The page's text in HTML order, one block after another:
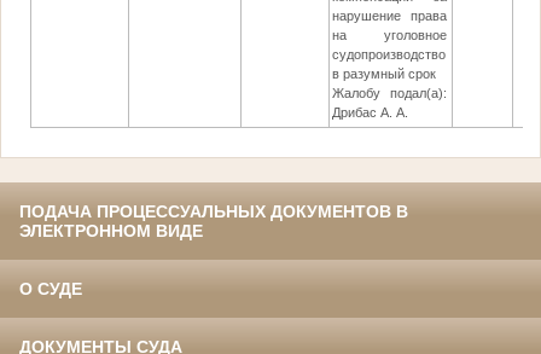
нарушение права
на уголовное
судопроизводство
в разумный срок
Жалобу подал(а):
Дрибас А. А.
ПОДАЧА ПРОЦЕССУАЛЬНЫХ ДОКУМЕНТОВ В
ЭЛЕКТРОННОМ ВИДЕ
О СУДЕ
ДОКУМЕНТЫ СУДА